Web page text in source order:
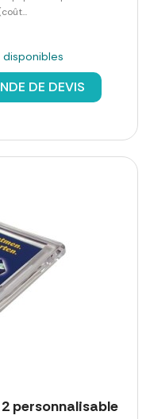
disponibles
DE DEVIS
personnalisable